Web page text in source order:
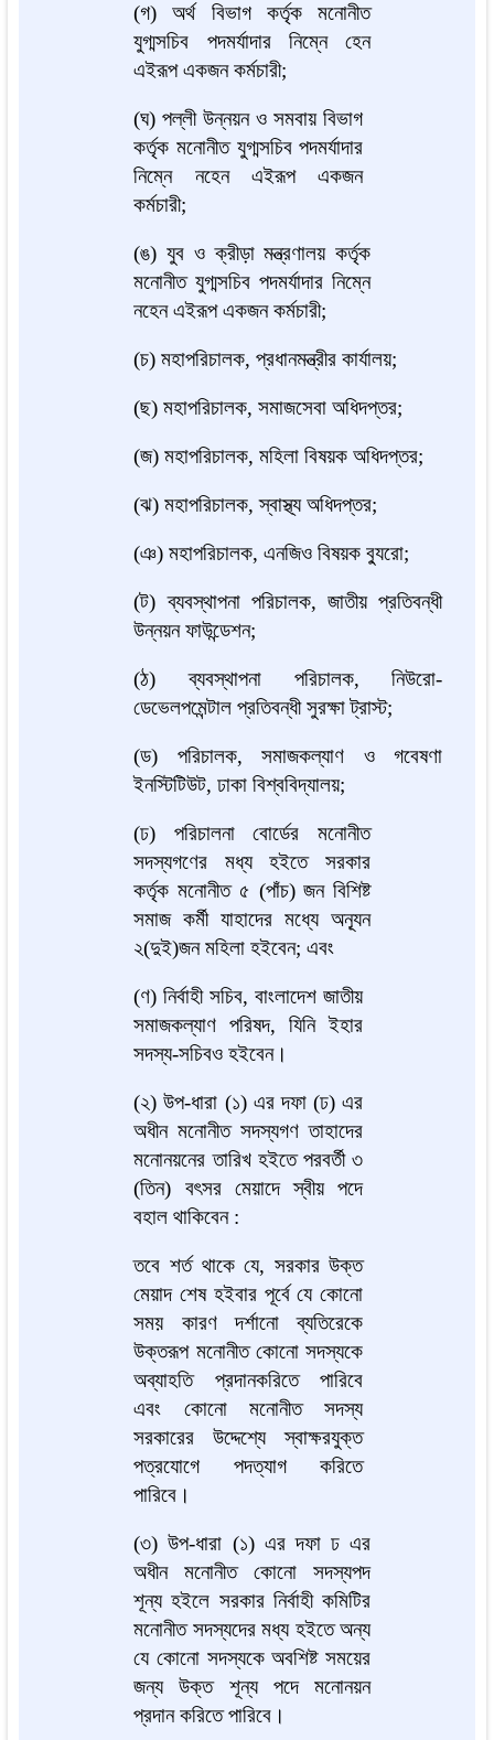
(গ) অর্থ বিভাগ কর্তৃক মনোনীত
যুগ্মসচিব পদমর্যাদার নিম্নে হেন
এইরূপ একজন কর্মচারী;
(ঘ) পল্লী উন্নয়ন ও সমবায় বিভাগ
কর্তৃক মনোনীত যুগ্মসচিব পদমর্যাদার
নিম্নে নহেন এইরূপ একজন
কর্মচারী;
(ঙ) যুব ও ক্রীড়া মন্ত্রণালয় কর্তৃক
মনোনীত যুগ্মসচিব পদমর্যাদার নিম্নে
নহেন এইরূপ একজন কর্মচারী;
(চ) মহাপরিচালক, প্রধানমন্ত্রীর কার্যালয়;
(ছ) মহাপরিচালক, সমাজসেবা অধিদপ্তর;
(জ) মহাপরিচালক, মহিলা বিষয়ক অধিদপ্তর;
(ঝ) মহাপরিচালক, স্বাস্থ্য অধিদপ্তর;
(ঞ) মহাপরিচালক, এনজিও বিষয়ক ব্যুরো;
(ট) ব্যবস্থাপনা পরিচালক, জাতীয় প্রতিবন্ধী
উন্নয়ন ফাউন্ডেশন;
(ঠ) ব্যবস্থাপনা পরিচালক, নিউরো-
ডেভেলপমেন্টাল প্রতিবন্ধী সুরক্ষা ট্রাস্ট;
(ড) পরিচালক, সমাজকল্যাণ ও গবেষণা
ইনস্টিটিউট, ঢাকা বিশ্ববিদ্যালয়;
(ঢ) পরিচালনা বোর্ডের মনোনীত
সদস্যগণের মধ্য হইতে সরকার
কর্তৃক মনোনীত ৫ (পাঁচ) জন বিশিষ্ট
সমাজ কর্মী যাহাদের মধ্যে অন্যূন
২(দুই)জন মহিলা হইবেন; এবং
(ণ) নির্বাহী সচিব, বাংলাদেশ জাতীয়
সমাজকল্যাণ পরিষদ, যিনি ইহার
সদস্য-সচিবও হইবেন।
(২) উপ-ধারা (১) এর দফা (ঢ) এর
অধীন মনোনীত সদস্যগণ তাহাদের
মনোনয়নের তারিখ হইতে পরবর্তী ৩
(তিন) বৎসর মেয়াদে স্বীয় পদে
বহাল থাকিবেন :
তবে শর্ত থাকে যে, সরকার উক্ত
মেয়াদ শেষ হইবার পূর্বে যে কোনো
সময় কারণ দর্শানো ব্যতিরেকে
উক্তরূপ মনোনীত কোনো সদস্যকে
অব্যাহতি প্রদানকরিতে পারিবে
এবং কোনো মনোনীত সদস্য
সরকারের উদ্দেশ্যে স্বাক্ষরযুক্ত
পত্রযোগে পদত্যাগ করিতে
পারিবে।
(৩) উপ-ধারা (১) এর দফা ঢ এর
অধীন মনোনীত কোনো সদস্যপদ
শূন্য হইলে সরকার নির্বাহী কমিটির
মনোনীত সদস্যদের মধ্য হইতে অন্য
যে কোনো সদস্যকে অবশিষ্ট সময়ের
জন্য উক্ত শূন্য পদে মনোনয়ন
প্রদান করিতে পারিবে।